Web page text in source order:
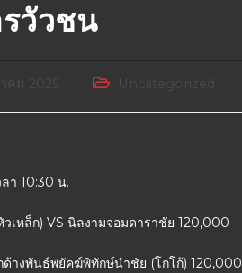
วัวชน
Uncategorized
า 10:30 น.
เหล็ก) VS นิลงามจอมดาราชัย 120,000
างพันธ์พยัคฆ์พิทักษ์นำชัย (โกโก้) 120,000